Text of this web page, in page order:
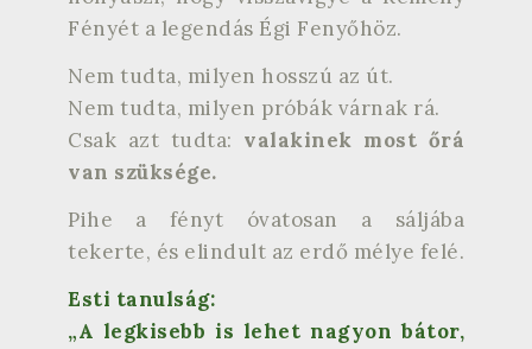
Fényét a legendás Égi Fenyőhöz.
Nem tudta, milyen hosszú az út.
Nem tudta, milyen próbák várnak rá.
Csak azt tudta: valakinek most őrá
van szüksége.
Pihe a fényt óvatosan a sáljába
tekerte, és elindult az erdő mélye felé.
Esti tanulság:
„A legkisebb is lehet nagyon bátor,